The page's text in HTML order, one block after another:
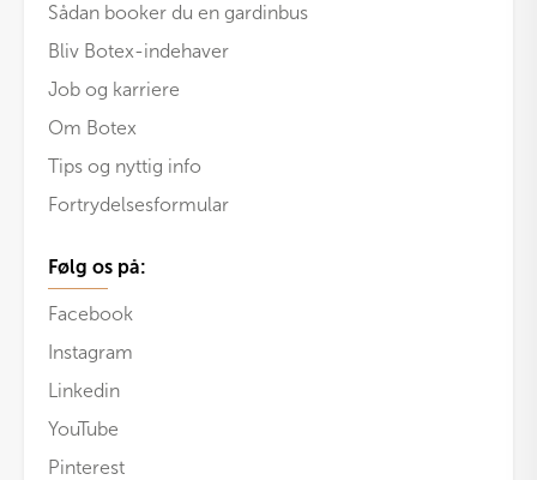
Sådan booker du en gardinbus
Bliv Botex-indehaver
Job og karriere
Om Botex
Tips og nyttig info
Fortrydelsesformular
Følg os på:
Facebook
Instagram
Linkedin
YouTube
Pinterest